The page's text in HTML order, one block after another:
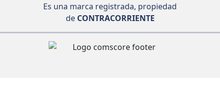
Es una marca registrada, propiedad
deCONTRACORRIENTE